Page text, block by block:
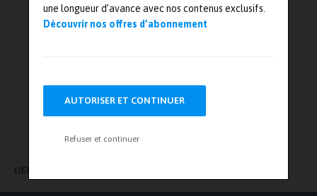
une longueur d’avance avec nos contenus exclusifs.
Découvrir nos offres d’abonnement
AUTORISER ET CONTINUER
Refuser et continuer
Pagination
← 1 … 106 107
LIENS UTILES